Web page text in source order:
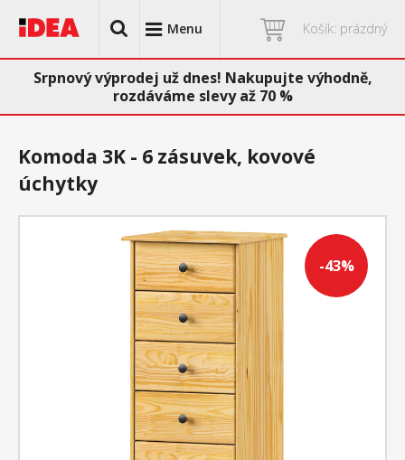
Menu Košík: prázdný
Srpnový výprodej už dnes! Nakupujte výhodně,
rozdáváme slevy až 70 %
-43%
Komoda 3K - 6 zásuvek, kovové
úchytky